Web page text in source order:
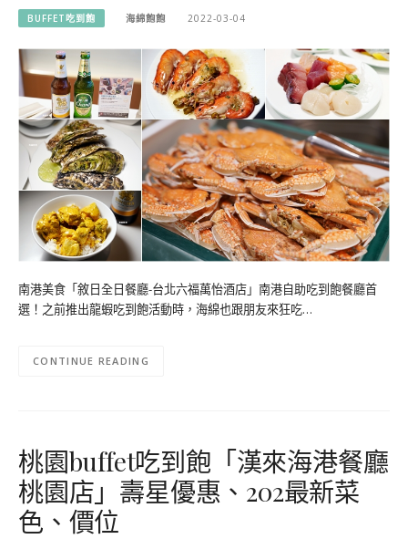
BUFFET吃到飽 海綿飽飽 2022-03-04
南港美食「敘日全日餐廳-台北六福萬怡酒店」南港自助吃到飽餐廳首
選！之前推出龍蝦吃到飽活動時，海綿也跟朋友來狂吃…
CONTINUE READING
桃園buffet吃到飽「漢來海港餐廳
桃園店」壽星優惠、202最新菜
色、價位